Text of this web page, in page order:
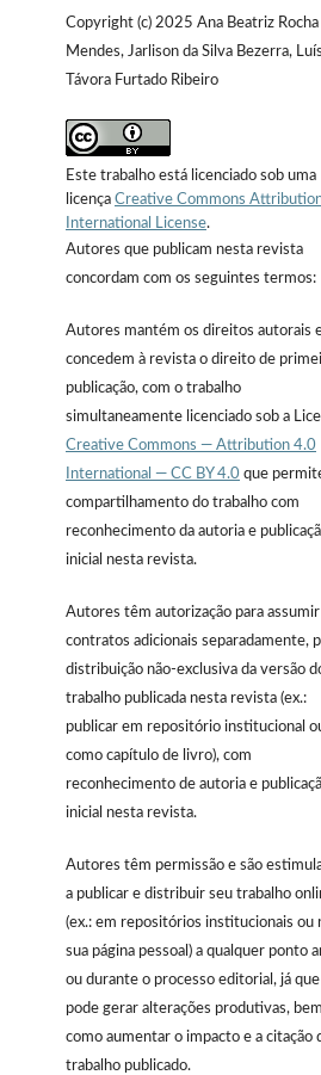
Copyright (c) 2025 Ana Beatriz Rocha
Mendes, Jarlison da Silva Bezerra, Luís
Távora Furtado Ribeiro
Este trabalho está licenciado sob uma
licença Creative Commons
International License.
Autores que publicam nesta revista
concordam com os seguintes termos:
Autores mantém os direitos autorais
concedem à revista o direito de
publicação, com o trabalho
simultaneamente licenciado sob a
Creative Commons — Attribution 4.0
International — CC BY 4.0 que
compartilhamento do trabalho com
reconhecimento da autoria e
inicial nesta revista.
Autores têm autorização para assumir
contratos adicionais separadamente,
distribuição não-exclusiva da versão
trabalho publicada nesta revista (ex.:
publicar em repositório institucional
como capítulo de livro), com
reconhecimento de autoria e
inicial nesta revista.
Autores têm permissão e são
a publicar e distribuir seu trabalho
(ex.: em repositórios institucionais ou
sua página pessoal) a qualquer ponto
ou durante o processo editorial, já
pode gerar alterações produtivas, bem
como aumentar o impacto e a citação
trabalho publicado.